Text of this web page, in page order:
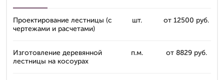
Проектирование лестницы (с
чертежами и расчетами)
шт. от 12500 руб.
Изготовление деревянной
лестницы на косоурах
п.м. от 8829 руб.